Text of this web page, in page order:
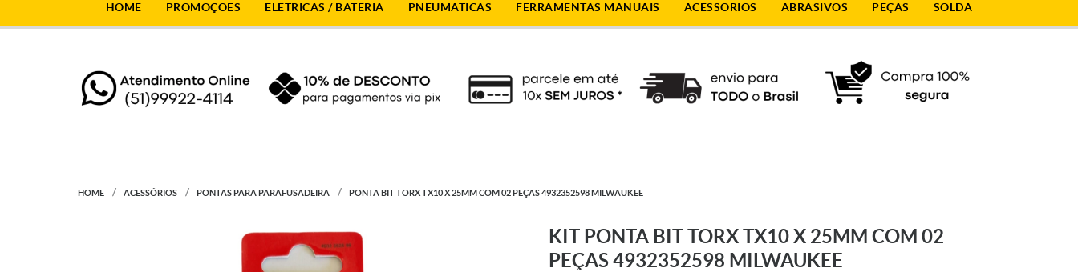
HOME PROMOÇÕES ELÉTRICAS / BATERIA PNEUMÁTICAS FERRAMENTAS MANUAIS ACESSÓRIOS ABRASIVOS PEÇAS SOLDA
HOME ACESSÓRIOS PONTAS PARA PARAFUSADEIRA PONTA BIT TORX TX10 X 25MM COM 02 PEÇAS 4932352598 MILWAUKEE
KIT PONTA BIT TORX TX10 X 25MM COM 02
PEÇAS 4932352598 MILWAUKEE